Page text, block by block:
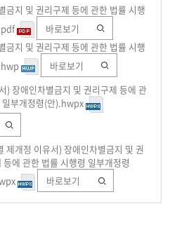
금지 및 권리구제 등에 관한 법률 시행
바로보기
금지 및 권리구제 등에 관한 법률 시행
바로보기
) 장애인차별금지 및 권리구제 등에 관
일부개정령(안).hwpx
제개정 이유서) 장애인차별금지 및 권
등에 관한 법률 시행령 일부개정령
바로보기